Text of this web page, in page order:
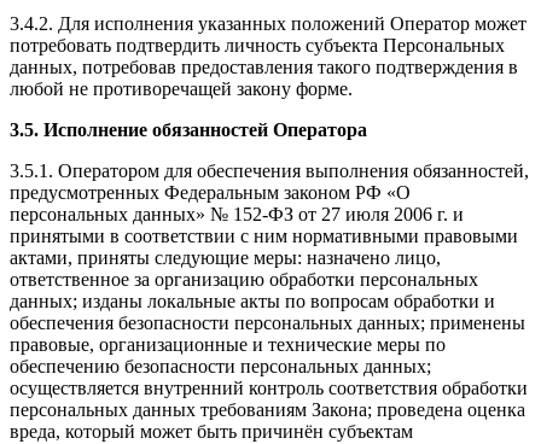
3.4.2. Для исполнения указанных положений Оператор может
потребовать подтвердить личность субъекта Персональных
данных, потребовав предоставления такого подтверждения в
любой не противоречащей закону форме.
3.5. Исполнение обязанностей Оператора
3.5.1. Оператором для обеспечения выполнения обязанностей,
предусмотренных Федеральным законом РФ «О
персональных данных» № 152-ФЗ от 27 июля 2006 г. и
принятыми в соответствии с ним нормативными правовыми
актами, приняты следующие меры: назначено лицо,
ответственное за организацию обработки персональных
данных; изданы локальные акты по вопросам обработки и
обеспечения безопасности персональных данных; применены
правовые, организационные и технические меры по
обеспечению безопасности персональных данных;
осуществляется внутренний контроль соответствия обработки
персональных данных требованиям Закона; проведена оценка
вреда, который может быть причинён субъектам